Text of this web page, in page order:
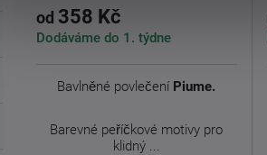
od 358 Kč
Dodáváme do 1. týdne
Bavlněné povlečení Piume.
Barevné peříčkové motivy pro
klidný ...